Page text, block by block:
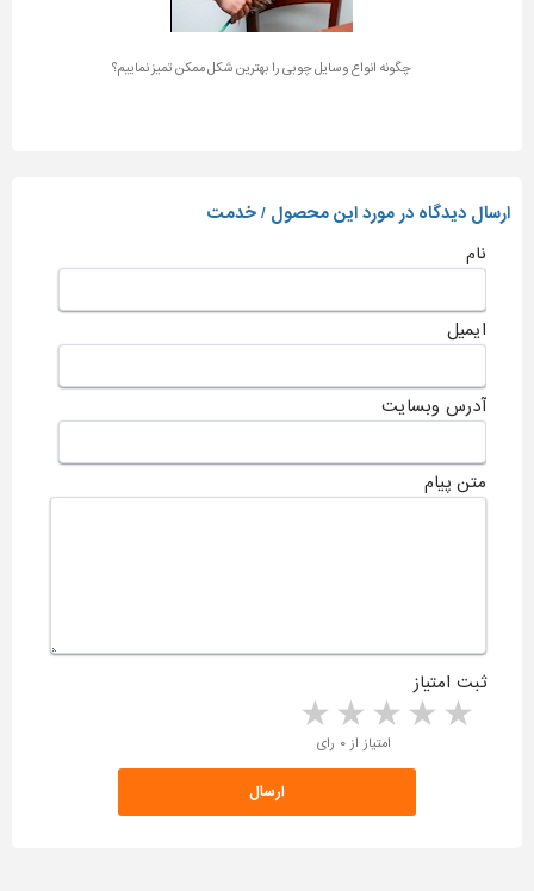
چگونه انواع وسایل چوبی را بهترین شکل ممکن تمیز نماییم؟
ارسال دیدگاه در مورد این محصول / خدمت
نام
ایمیل
آدرس وبسایت
متن پیام
ثبت امتیاز
4 stars 3 stars 2 stars 1 star امتیاز از ۰ رای